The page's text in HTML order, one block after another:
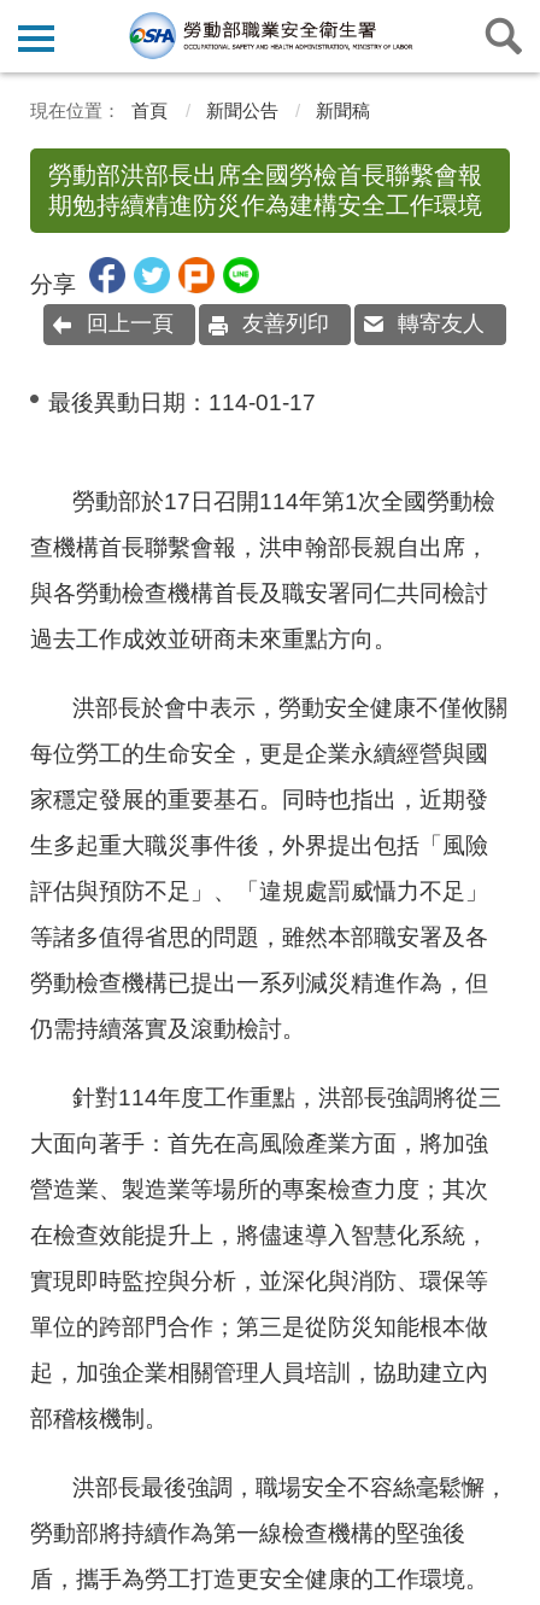
首頁 新聞公告 新聞稿
勞動部洪部長出席全國勞檢首長聯繫會報
期勉持續精進防災作為建構安全工作環境
分享
回上一頁 友善列印 轉寄友人
最後異動日期： 114-01-17
勞動部於17日召開114年第1次全國勞動檢
查機構首長聯繫會報，洪申翰部長親自出席，
與各勞動檢查機構首長及職安署同仁共同檢討
過去工作成效並研商未來重點方向。
洪部長於會中表示，勞動安全健康不僅攸關
每位勞工的生命安全，更是企業永續經營與國
家穩定發展的重要基石。同時也指出，近期發
生多起重大職災事件後，外界提出包括「風險
評估與預防不足」、「違規處罰威懾力不足」
等諸多值得省思的問題，雖然本部職安署及各
勞動檢查機構已提出一系列減災精進作為，但
仍需持續落實及滾動檢討。
針對114年度工作重點，洪部長強調將從三
大面向著手：首先在高風險產業方面，將加強
營造業、製造業等場所的專案檢查力度；其次
在檢查效能提升上，將儘速導入智慧化系統，
實現即時監控與分析，並深化與消防、環保等
單位的跨部門合作；第三是從防災知能根本做
起，加強企業相關管理人員培訓，協助建立內
部稽核機制。
洪部長最後強調，職場安全不容絲毫鬆懈，
勞動部將持續作為第一線檢查機構的堅強後
盾，攜手為勞工打造更安全健康的工作環境。